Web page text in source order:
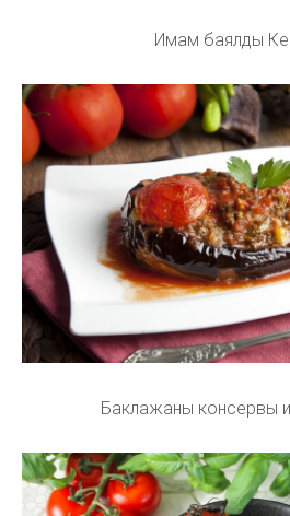
Имам баялды
Баклажаны консервы